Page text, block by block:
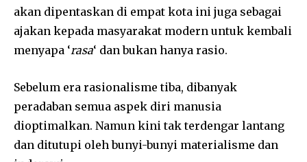
akan dipentaskan di empat kota ini juga sebagai
ajakan kepada masyarakat modern untuk kembali
menyapa ‘rasa‘ dan bukan hanya rasio.
Sebelum era rasionalisme tiba, dibanyak
peradaban semua aspek diri manusia
dioptimalkan. Namun kini tak terdengar lantang
dan ditutupi oleh bunyi-bunyi materialisme dan